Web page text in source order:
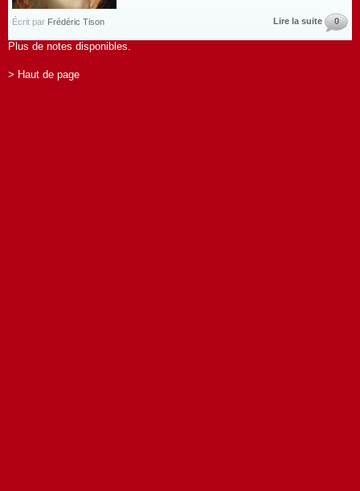
Écrit par Frédéric Tison Lire la suite 0
Plus de notes disponibles.
> Haut de page